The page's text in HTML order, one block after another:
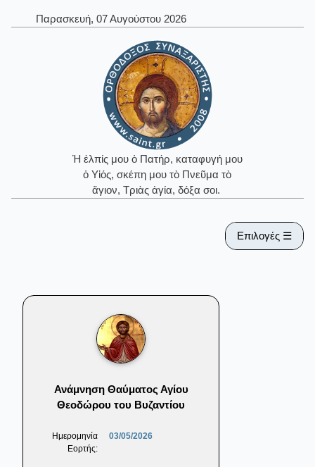
Παρασκευή, 07 Αυγούστου 2026
Ἡ ἐλπίς μου ὁ Πατήρ, καταφυγή μου
ὁ Υἱός, σκέπη μου τὸ Πνεῦμα τὸ
ἅγιον, Τριὰς ἁγία, δόξα σοι.
Επιλογές ☰
Ανάμνηση Θαύματος Αγίου
Θεοδώρου του Βυζαντίου
Ημερομηνία
Εορτής:
03/05/2026